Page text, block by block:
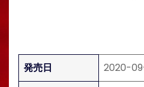
発売日
2020-